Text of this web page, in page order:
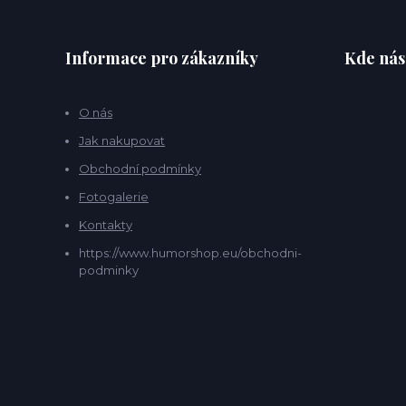
Informace pro zákazníky
O nás
Jak nakupovat
Obchodní podmínky
Fotogalerie
Kontakty
https://www.humorshop.eu/obchodni-
podminky
Kde